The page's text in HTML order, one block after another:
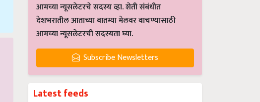
आमच्या न्यूसलेटरचे सदस्य व्हा. शेती संबंधीत
देशभरातील आताच्या बातम्या मेलवर वाचण्यासाठी
आमच्या न्यूसलेटरची सदस्यता घ्या.
Subscribe Newsletters
Latest feeds